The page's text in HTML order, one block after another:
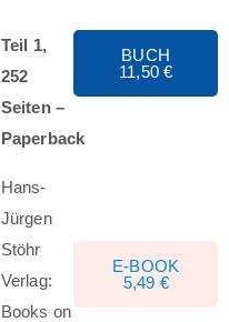
Teil 1,
252
Seiten –
Paperback
Hans-
Jürgen
Stöhr
Verlag:
Books on
BUCH
11,50 €
E-BOOK
5,49 €